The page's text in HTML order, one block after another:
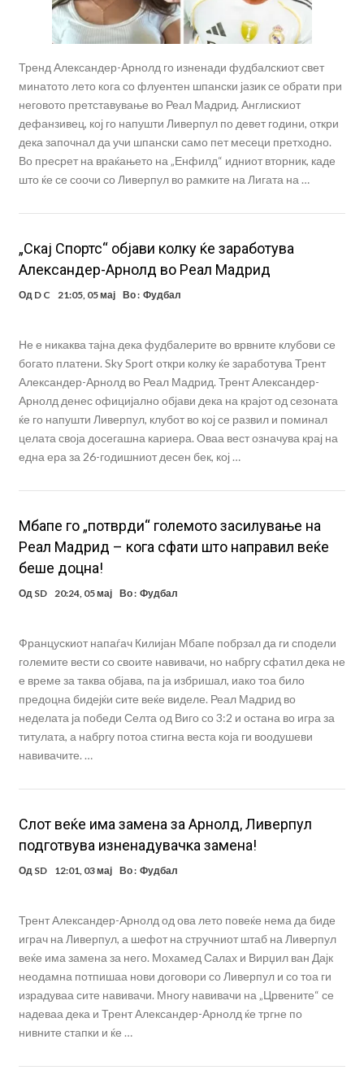
Тренд Александер-Арнолд го изненади фудбалскиот свет
минатото лето кога со флуентен шпански јазик се обрати при
неговото претставување во Реал Мадрид. Англискиот
дефанзивец, кој го напушти Ливерпул по девет години, откри
дека започнал да учи шпански само пет месеци претходно.
Во пресрет на враќањето на „Енфилд“ идниот вторник, каде
што ќе се соочи со Ливерпул во рамките на Лигата на …
„Скај Спортс“ објави колку ќе заработува
Александер-Арнолд во Реал Мадрид
Од D C 21:05, 05 мај Во : Фудбал
Не е никаква тајна дека фудбалерите во врвните клубови се
богато платени. Sky Sport откри колку ќе заработува Трент
Александер-Арнолд во Реал Мадрид. Трент Александер-
Арнолд денес официјално објави дека на крајот од сезоната
ќе го напушти Ливерпул, клубот во кој се развил и поминал
целата своја досегашна кариера. Оваа вест означува крај на
една ера за 26-годишниот десен бек, кој …
Mбапе го „потврди“ големото засилување на
Реал Мадрид – кога сфати што направил веќе
беше доцна!
Од SD 20:24, 05 мај Во : Фудбал
Францускиот напаѓач Килијан Мбапе побрзал да ги сподели
големите вести со своите навивачи, но набргу сфатил дека не
е време за таква објава, па ја избришал, иако тоа било
предоцна бидејќи сите веќе виделе. Реал Мадрид во
неделата ја победи Селта од Виго со 3:2 и остана во игра за
титулата, а набргу потоа стигна веста која ги воодушеви
навивачите. …
Слот веќе има замена за Арнолд, Ливерпул
подготвува изненадувачка замена!
Од SD 12:01, 03 мај Во : Фудбал
Трент Александер-Арнолд од ова лето повеќе нема да биде
играч на Ливерпул, а шефот на стручниот штаб на Ливерпул
веќе има замена за него. Мохамед Салах и Вирџил ван Дајк
неодамна потпишаа нови договори со Ливерпул и со тоа ги
израдуваа сите навивачи. Многу навивачи на „Црвените“ се
надеваа дека и Трент Александер-Арнолд ќе тргне по
нивните стапки и ќе …